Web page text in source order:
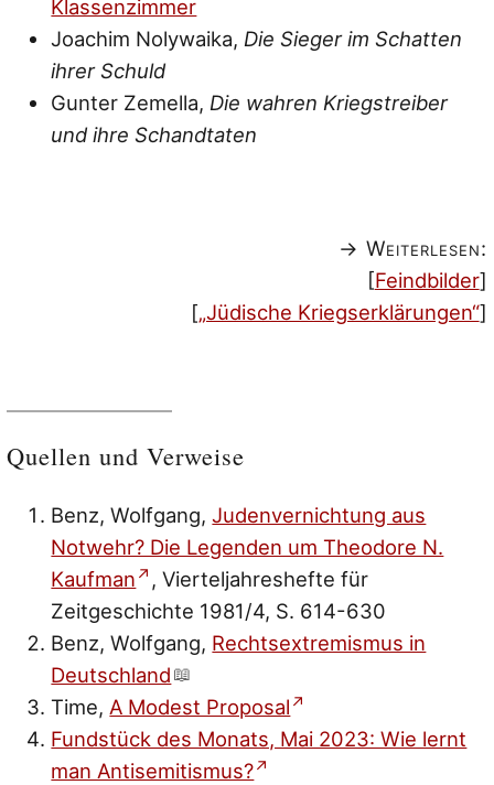
Klassenzimmer
Joachim Nolywaika, Die Sieger im Schatten
ihrer Schuld
Gunter Zemella, Die wahren Kriegstreiber
und ihre Schandtaten
→ Weiterlesen:
[Feindbilder]
[„Jüdische Kriegserklärungen“]
Quellen und Verweise
Benz, Wolfgang,Judenvernichtung aus
Notwehr? Die Legenden um Theodore N.
Kaufman
, Vierteljahreshefte für
Zeitgeschichte 1981/4, S. 614-630
Benz, Wolfgang, Rechtsextremismus in
Deutschland
Time, A Modest Proposal
Fundstück des Monats, Mai 2023: Wie lernt
man Antisemitismus?